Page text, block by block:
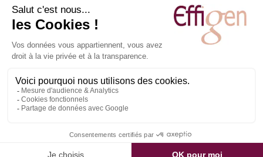
Secteur public et collectivités territoriales
Témoignages
Suivez-nous
2026 © Effigen. Tous droits réservés.